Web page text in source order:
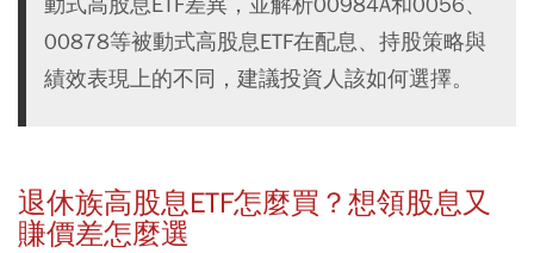
00878等被動式高股息ETF在配息、持股策略與
績效表現上的不同，建議投資人該如何選擇。
退休族高股息ETF怎麼買？想領股息又
賺價差怎麼選